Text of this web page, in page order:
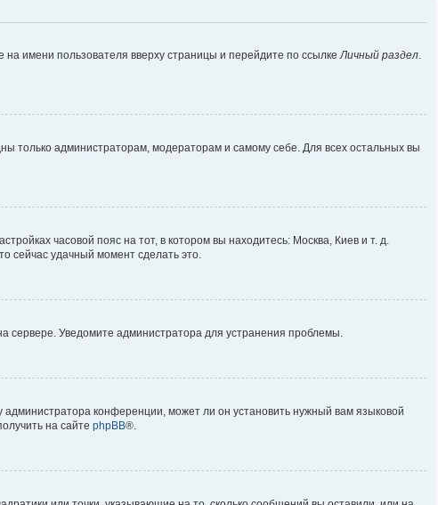
имени пользователя вверху страницы и перейдите по ссылкеЛичный раздел.
только администраторам, модераторам и самому себе. Для всех остальных вы
часовой пояс на тот, в котором вы находитесь: Москва, Киев и т. д.
сейчас удачный момент сделать это.
сервере. Уведомите администратора для устранения проблемы.
конференции, может ли он установить нужный вам языковой
на сайте phpBB®.